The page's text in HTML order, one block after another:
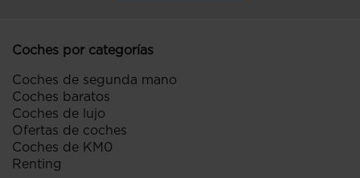
Coches por categorías
Coches de segunda mano
Coches baratos
Coches de lujo
Ofertas de coches
Coches de KM0
Renting